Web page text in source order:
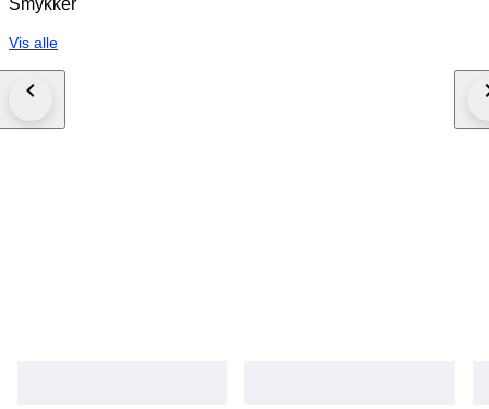
Smykker
Vis alle